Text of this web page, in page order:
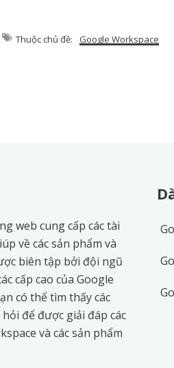
Thuộc chủ đề: Google Workspace
web cung cấp các tài
về các sản phẩm và
biên tập bởi đội ngũ
cấp cao của Google
có thể tìm thấy các
để được giải đáp các
và các sản phẩm